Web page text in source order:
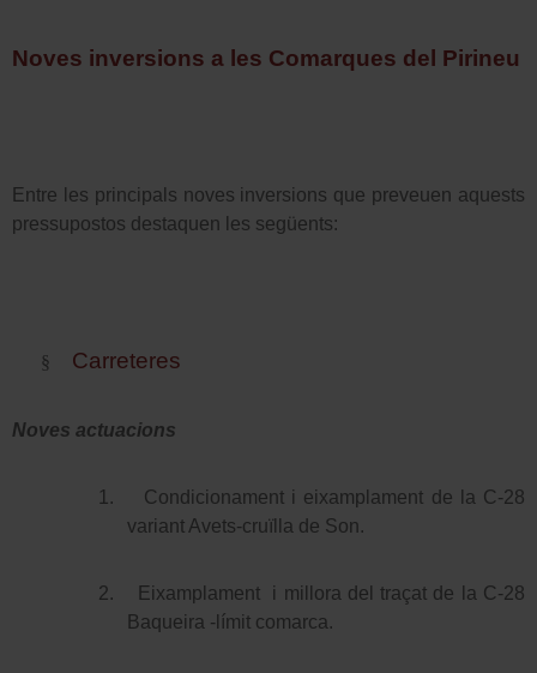
Noves inversions a les Comarques del Pirineu
Entre les principals noves inversions que preveuen aquests
pressupostos destaquen les següents:
§ Carreteres
Noves actuacions
1.
Condicionament i eixamplament de la C-28
variant Avets-cruïlla de Son.
2. Eixamplament
i millora del traçat de la C-28
Baqueira -límit comarca.